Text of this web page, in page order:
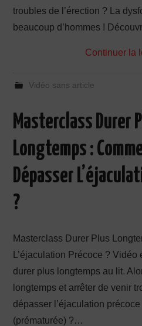
troubles de l’érection ? La
beaucoup d’hommes !
Continuer la
Vidéo sans article
Masterclass Durer
Longtemps :
Dépasser
?
Masterclass Durer Plus
L’éjaculation Précoce ?
durer plus longtemps au lit.
longtemps et arrêter de venir
dépasser l’éjaculation
(prématurée) ?…